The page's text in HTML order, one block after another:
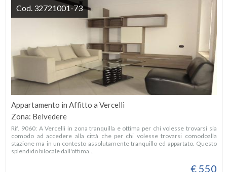
Appartamento in Affitto a Vercelli
Zona: Belvedere
Rif. 9060: A Vercelli in zona tranquilla e ottima per chi volesse trovarsi sia
comodo ad accedere alla città che per chi volesse trovarsi comodoalla
stazione ma in un contesto assolutamente tranquillo ed appartato. Questo
splendido bilocale dall'ottima...
€ 550
Cod. 32721001-73